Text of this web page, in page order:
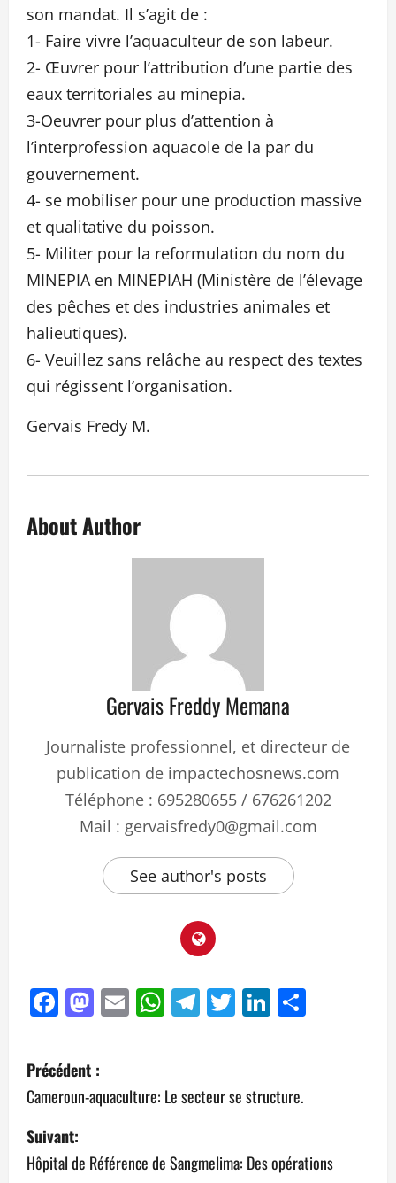
son mandat. Il s’agit de :
1- Faire vivre l’aquaculteur de son labeur.
2- Œuvrer pour l’attribution d’une partie des
eaux territoriales au minepia.
3-Oeuvrer pour plus d’attention à
l’interprofession aquacole de la par du
gouvernement.
4- se mobiliser pour une production massive
et qualitative du poisson.
5- Militer pour la reformulation du nom du
MINEPIA en MINEPIAH (Ministère de l’élevage
des pêches et des industries animales et
halieutiques).
6- Veuillez sans relâche au respect des textes
qui régissent l’organisation.
Gervais Fredy M.
About Author
Gervais Freddy Memana
Journaliste professionnel, et directeur de
publication de impactechosnews.com
Téléphone : 695280655 / 676261202
Mail : gervaisfredy0@gmail.com
See author's posts
Facebook
Mastodon
EmailWhatsApp
Telegram
TwitterLinkedIn
Précédent :
Cameroun-aquaculture: Le secteur se structure.
Suivant:
Hôpital de Référence de Sangmelima: Des opérations